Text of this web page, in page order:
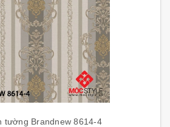
tường Brandnew 8614-4